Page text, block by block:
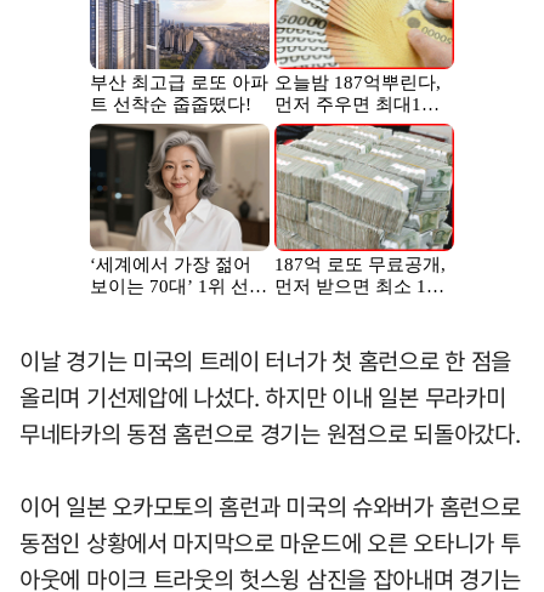
이날 경기는 미국의 트레이 터너가 첫 홈런으로 한 점을
올리며 기선제압에 나섰다. 하지만 이내 일본 무라카미
무네타카의 동점 홈런으로 경기는 원점으로 되돌아갔다.
이어 일본 오카모토의 홈런과 미국의 슈와버가 홈런으로
동점인 상황에서 마지막으로 마운드에 오른 오타니가 투
아웃에 마이크 트라웃의 헛스윙 삼진을 잡아내며 경기는